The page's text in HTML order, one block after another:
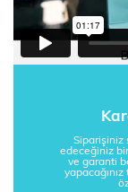
Siparişiniz
edeceğiniz
ve garanti